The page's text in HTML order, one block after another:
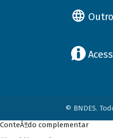
© BNDES.
ConteÃºdo complementar